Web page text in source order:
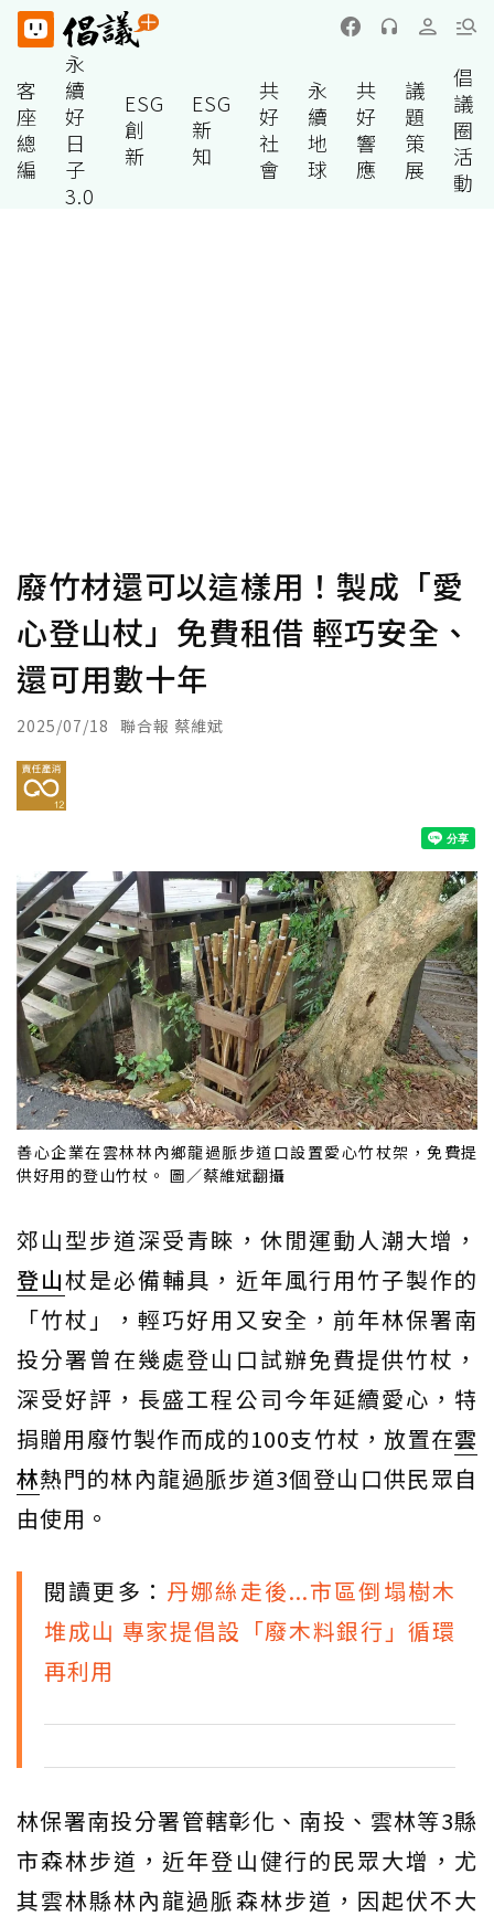
客
座
總
編
永
續
好
日
子
3.0
ESG
創
新
ESG
新
知
共
好
社
會
永
續
地
球
共
好
響
應
議
題
策
展
倡
議
圈
活
動
廢竹材還可以這樣用！製成「愛
心登山杖」免費租借 輕巧安全、
還可用數十年
2025/07/18 聯合報 蔡維斌
善心企業在雲林林內鄉龍過脈步道口設置愛心竹杖架，免費提
供好用的登山竹杖。 圖／蔡維斌翻攝
郊山型步道深受青睞，休閒運動人潮大增，
登山杖是必備輔具，近年風行用竹子製作的
「竹杖」，輕巧好用又安全，前年林保署南
投分署曾在幾處登山口試辦免費提供竹杖，
深受好評，長盛工程公司今年延續愛心，特
捐贈用廢竹製作而成的100支竹杖，放置在雲
林熱門的林內龍過脈步道3個登山口供民眾自
由使用。
閱讀更多： 丹娜絲走後...市區倒塌樹木
堆成山 專家提倡設「廢木料銀行」循環
再利用
林保署南投分署管轄彰化、南投、雲林等3縣
市森林步道，近年登山健行的民眾大增，尤
其雲林縣林內龍過脈森林步道，因起伏不大